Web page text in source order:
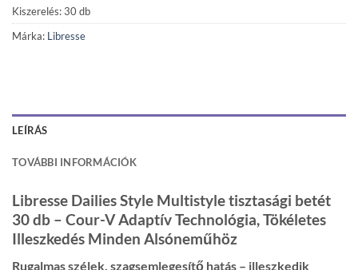
Kiszerelés: 30 db
Márka: Libresse
LEÍRÁS
TOVÁBBI INFORMÁCIÓK
Libresse Dailies Style Multistyle tisztasági betét
30 db – Cour-V Adaptív Technológia, Tökéletes
Illeszkedés Minden Alsóneműhöz
Rugalmas szélek, szagsemlegesítő hatás – illeszkedik